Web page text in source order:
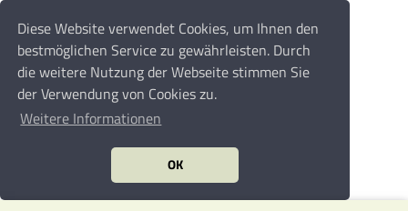
Diese Website verwendet Cookies, um Ihnen den
bestmöglichen Service zu gewährleisten. Durch
die weitere Nutzung der Webseite stimmen Sie
der Verwendung von Cookies zu.
Weitere Informationen
OK